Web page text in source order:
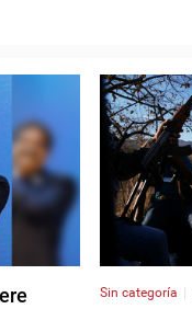
Sin categoría